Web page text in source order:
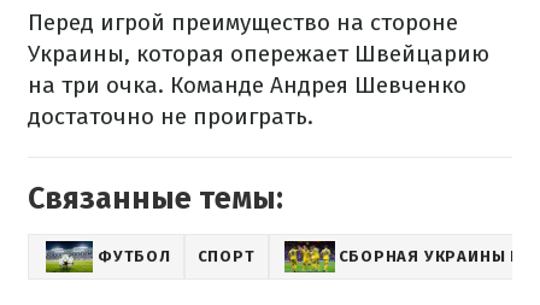
Перед игрой преимущество на стороне
Украины, которая опережает Швейцарию
на три очка. Команде Андрея Шевченко
достаточно не проиграть.
Связанные темы:
ФУТБОЛ СПОРТ СБОРНАЯ УКРАИНЫ